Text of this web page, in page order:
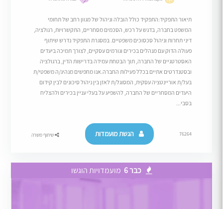
תיאור התפקיד:התפקיד כולל הובלה וניהול של מגוון רחב של תחומי
המשפט בחברה, בדגש על רכש, הסכמים מסחריים, התקשרויות, רגולציה,
דיני תחרות וניהול סכסוכים משפטיים. במסגרת התפקיד נדרש שיתוף
פעולה הדוק עם מנהלים בכירים וגורמים עסקיים, לצורך תמיכה ביעדים
האסטרטגיים של החברה, תוך הבטחת עמידה בדרישות הדין, ברגולציה
ובסטנדרטים אתיים בכלל פעילות החברה.אנו מחפשים מנהיג/ה משפטי/ת
בעל/ת אוריינטציה עסקית, המסוגל/ת לאזן בין ניהול סיכונים לבין קידום
היעדים המסחריים של החברה, להשפיע על בעלי עניין בכירים ולהצליח
בסבי...
76264 הגשת מועמדות שיתוף משרה
כבר 6 מועמדויות הוגשו